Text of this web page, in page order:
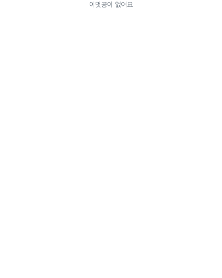
이멋공이 없어요